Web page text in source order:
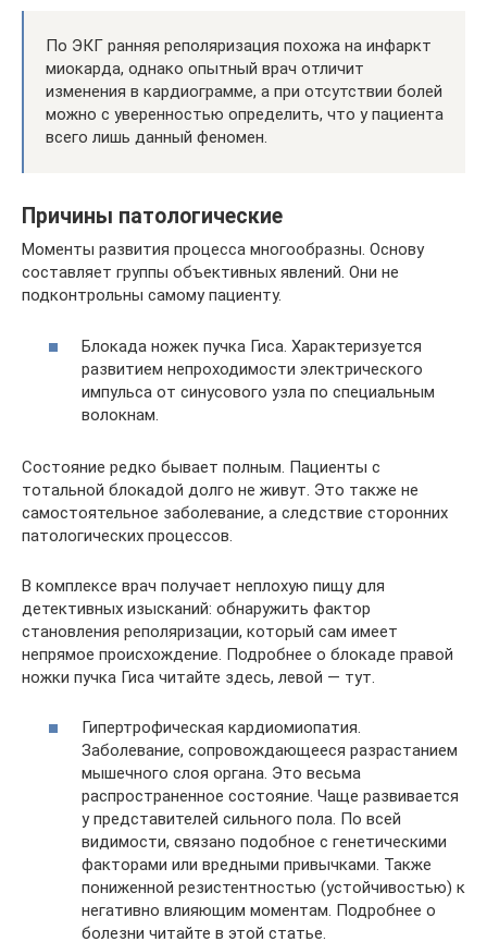
По ЭКГ ранняя реполяризация похожа на инфаркт
миокарда, однако опытный врач отличит
изменения в кардиограмме, а при отсутствии болей
можно с уверенностью определить, что у пациента
всего лишь данный феномен.
Причины патологические
Моменты развития процесса многообразны. Основу
составляет группы объективных явлений. Они не
подконтрольны самому пациенту.
Блокада ножек пучка Гиса. Характеризуется
развитием непроходимости электрического
импульса от синусового узла по специальным
волокнам.
Состояние редко бывает полным. Пациенты с
тотальной блокадой долго не живут. Это также не
самостоятельное заболевание, а следствие сторонних
патологических процессов.
В комплексе врач получает неплохую пищу для
детективных изысканий: обнаружить фактор
становления реполяризации, который сам имеет
непрямое происхождение. Подробнее о блокаде правой
ножки пучка Гиса читайте здесь, левой — тут.
Гипертрофическая кардиомиопатия.
Заболевание, сопровождающееся разрастанием
мышечного слоя органа. Это весьма
распространенное состояние. Чаще развивается
у представителей сильного пола. По всей
видимости, связано подобное с генетическими
факторами или вредными привычками. Также
пониженной резистентностью (устойчивостью) к
негативно влияющим моментам. Подробнее о
болезни читайте в этой статье.